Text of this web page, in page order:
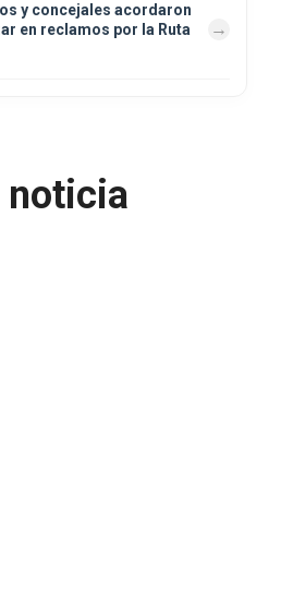
y concejales acordaron
en reclamos por la Ruta
noticia